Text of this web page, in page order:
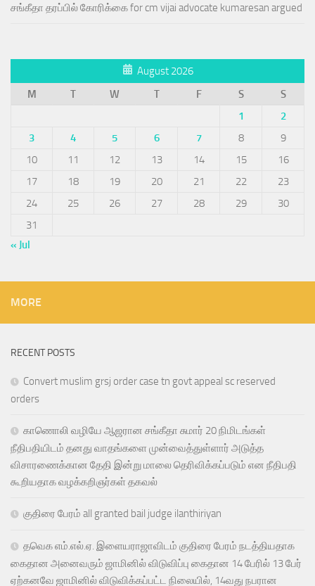
சங்கீதா தரப்பில் கோரிக்கை for cm vijai advocate kumaresan argued
August 2026
M
T W T F S
S
1
2
3
4 5 6 7 8
9
10
11 12 13 14 15
16
17
18 19 20 21 22
23
24
25 26 27 28 29
30
31
« Jul
MORE
RECENT POSTS
Convert muslim grsj order case tn govt appeal sc reserved
orders
காணொலி வழியே ஆஜரான சங்கீதா சுமார் 20 நிமிடங்கள்
நீதிபதியிடம் தனது வாதங்களை முன்வைத்துள்ளார் அடுத்த
விசாரணைக்கான தேதி இன்று மாலை தெரிவிக்கப்படும் என நீதிபதி
கூறியதாக வழக்கறிஞர்கள் தகவல்
குதிரை பேரம் all granted bail judge ilanthiriyan
தவெக எம்.எல்.ஏ. இளையராஜாவிடம் குதிரை பேரம் நடத்தியதாக
கைதான அனைவரும் ஜாமினில் விடுவிப்பு கைதான 14 பேரில் 13 பேர்
ஏற்கனவே ஜாமினில் விடுவிக்கப்பட்ட நிலையில், 14வது நபரான